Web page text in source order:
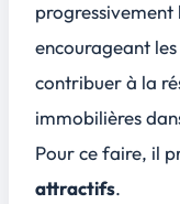
encourageant
contribuer à la
immobilières
Pour ce faire, il
attractifs.